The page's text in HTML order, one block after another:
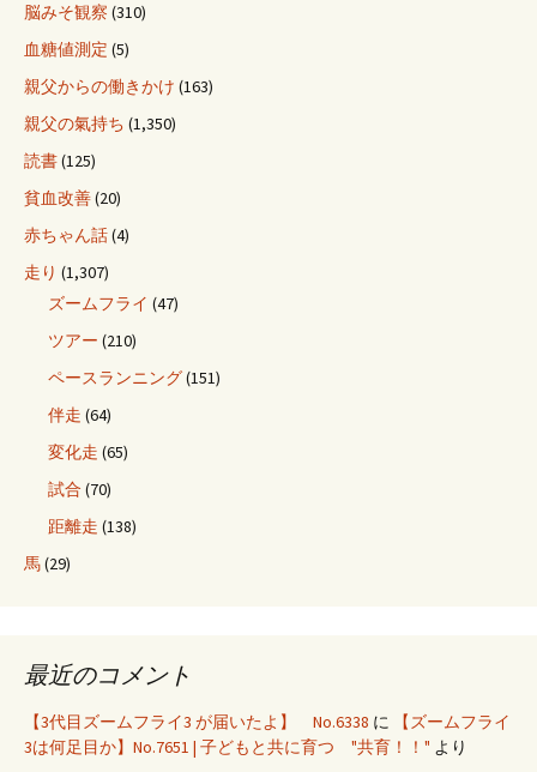
脳みそ観察 (310)
血糖値測定 (5)
親父からの働きかけ (163)
親父の氣持ち (1,350)
読書(125)
貧血改善(20)
赤ちゃん話(4)
走り (1,307)
ズームフライ (47)
ツアー (210)
ペースランニング(151)
伴走 (64)
変化走 (65)
試合 (70)
距離走 (138)
馬(29)
最近のコメント
【3代目ズームフライ3 が届いたよ】 No.6338 に
【ズームフライ
3は何足目か】No.7651 | 子どもと共に育つ "共育！！" より